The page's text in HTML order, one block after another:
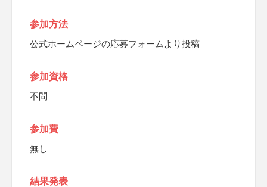
参加方法
公式ホームページの応募フォームより投稿
参加資格
不問
参加費
無し
結果発表